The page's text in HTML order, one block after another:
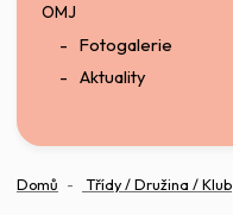
OMJ
Fotogalerie
Aktuality
Domů Třídy / Družina / Klub